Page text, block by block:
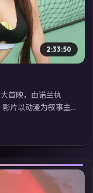
2:33:50
首映，由诺兰执
影片以动漫为叙事主
与配乐强化地域气
在线看」延展检索